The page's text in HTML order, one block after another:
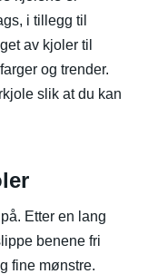
i tillegg til
av kjoler til
og trender.
slik at du kan
Etter en lang
benene fri
fine mønstre.